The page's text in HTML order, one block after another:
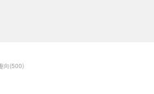
向(500)